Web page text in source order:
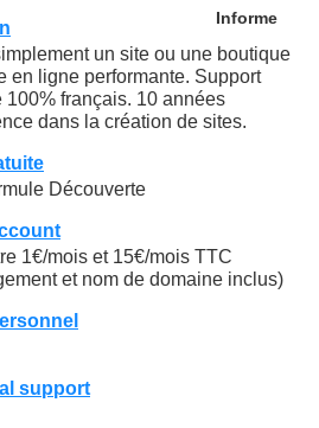
Informe
un site ou une boutique
en ligne performante. Support
100% français. 10 années
dans la création de sites.
Découverte
1€/mois et 15€/mois TTC
et nom de domaine inclus)
support